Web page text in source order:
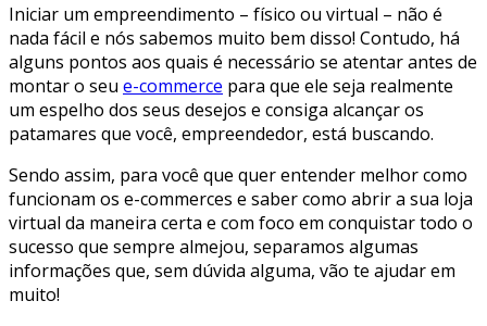
Iniciar um empreendimento – físico ou virtual – não é
nada fácil e nós sabemos muito bem disso! Contudo, há
alguns pontos aos quais é necessário se atentar antes de
montar o seu e-commerce para que ele seja realmente
um espelho dos seus desejos e consiga alcançar os
patamares que você, empreendedor, está buscando.
Sendo assim, para você que quer entender melhor como
funcionam os e-commerces e saber como abrir a sua loja
virtual da maneira certa e com foco em conquistar todo o
sucesso que sempre almejou, separamos algumas
informações que, sem dúvida alguma, vão te ajudar em
muito!